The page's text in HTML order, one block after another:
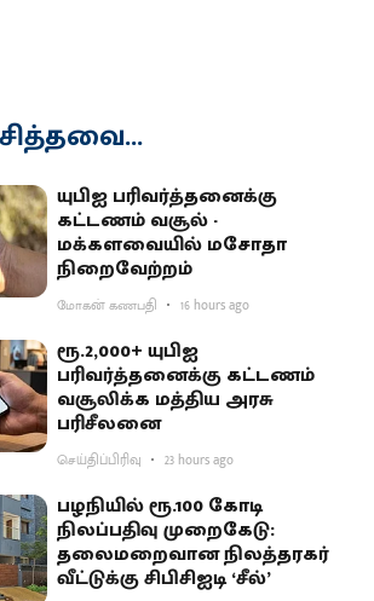
யுபிஐ பரிவர்த்தனைக்கு
கட்டணம் வசூல் -
மக்களவையில் மசோதா
நிறைவேற்றம்
மோகன் கணபதி 16 hours ago
ரூ.2,000+ யுபிஐ
பரிவர்த்தனைக்கு கட்டணம்
வசூலிக்க மத்திய அரசு
பரிசீலனை
செய்திப்பிரிவு 23 hours ago
பழநியில் ரூ.100 கோடி
நிலப்பதிவு முறைகேடு:
தலைமறைவான நிலத்தரகர்
வீட்டுக்கு சிபிசிஐடி ‘சீல்’